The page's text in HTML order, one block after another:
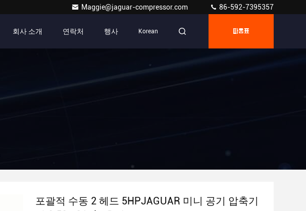
Maggie@jaguar-compressor.com 86-592-7395357
회사 소개 연락처 행사 Korean 따옴표
포괄적 수동 2 헤드 5HPJAGUAR 미니 공기 압축기